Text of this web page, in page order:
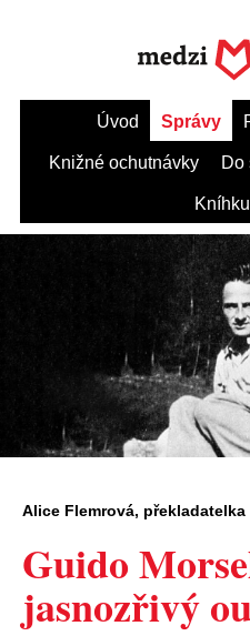
Úvod Správy
Knižné ochutnávky Do
Alice Flemrová, překladatelka
Guido
jasnozřivý